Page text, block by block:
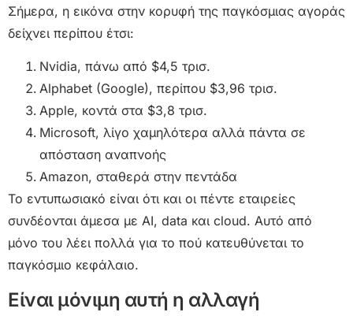
Σήμερα, η εικόνα στην κορυφή της παγκόσμιας αγοράς
δείχνει περίπου έτσι:
Nvidia, πάνω από $4,5 τρισ.
Alphabet (Google), περίπου $3,96 τρισ.
Apple, κοντά στα $3,8 τρισ.
Microsoft, λίγο χαμηλότερα αλλά πάντα σε
απόσταση αναπνοής
Amazon, σταθερά στην πεντάδα
Το εντυπωσιακό είναι ότι και οι πέντε εταιρείες
συνδέονται άμεσα με AI, data και cloud. Αυτό από
μόνο του λέει πολλά για το πού κατευθύνεται το
παγκόσμιο κεφάλαιο.
Είναι μόνιμη αυτή η αλλαγή